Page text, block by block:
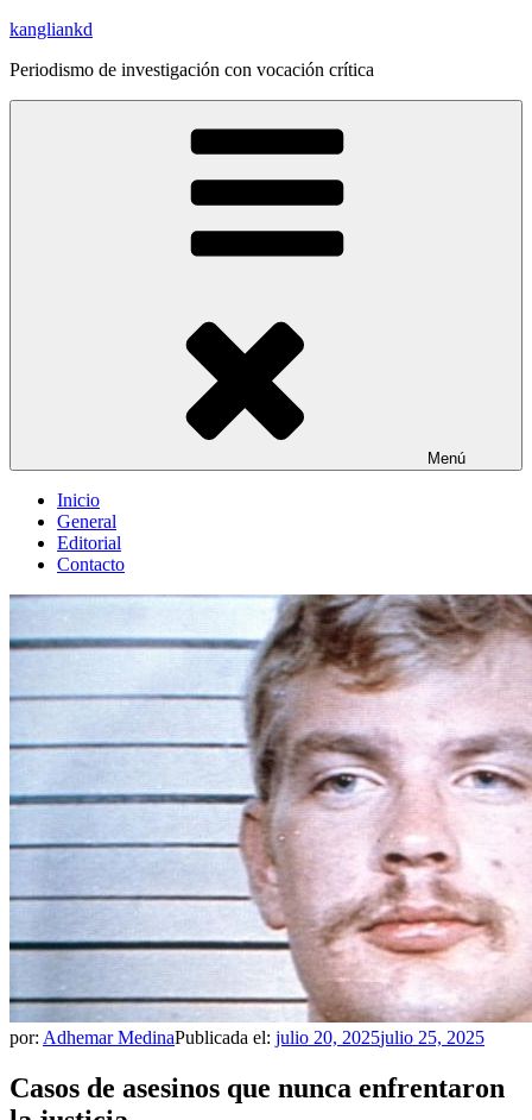
Saltar
contenido
kangliankd
Periodismo de investigación con vocación crítica
Menú
Inicio
General
Editorial
Contacto
por: Adhemar MedinaPublicada el: julio 20, 2025julio 25, 2025
Casos de asesinos que nunca enfrentaron